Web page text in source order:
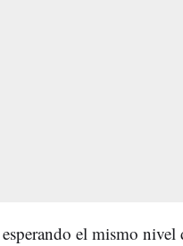
el mismo nivel